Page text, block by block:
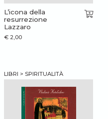
L’icona della
resurrezione
Lazzaro
€ 2,00
LIBRI > SPIRITUALITÀ